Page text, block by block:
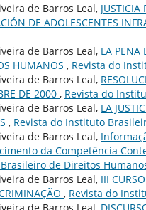
de Barros Leal, JUSTICIA
DE ADOLESCENTES
de Barros Leal, LA PENA
HUMANOS , Revista do
de Barros Leal,
DE 2000 , Revista do
de Barros Leal, LA
, Revista do Instituto
de Barros Leal,
da Competência
de Direitos
de Barros Leal, III
, Revista do
de Barros Leal,